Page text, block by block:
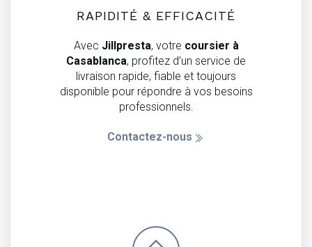
RAPIDITÉ & EFFICACITÉ
Avec Jillpresta, votre coursier à
Casablanca, profitez d’un service de
livraison rapide, fiable et toujours
disponible pour répondre à vos besoins
professionnels.
Contactez-nous